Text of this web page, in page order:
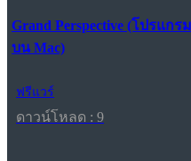
Grand Perspective (โปรแก
บน Mac)
ฟรีแวร์
ดาวน์โหลด : 9